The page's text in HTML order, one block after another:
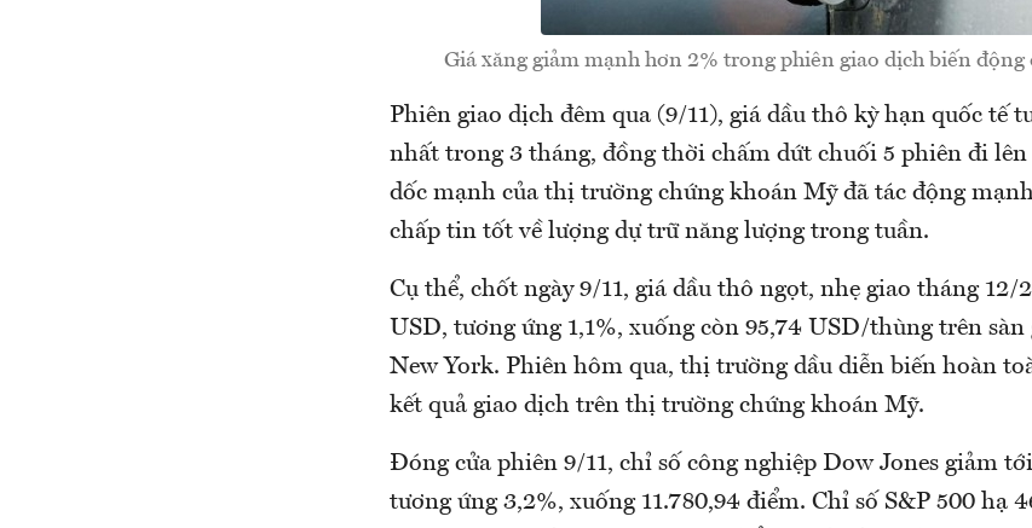
Giá xăng giảm mạnh hơn 2% trong phiên giao dịch biến động
Phiên giao dịch đêm qua (9/11), giá dầu thô kỳ hạn quốc tế
nhất trong 3 tháng, đồng thời chấm dứt chuối 5 phiên đi
dốc mạnh của thị trường chứng khoán Mỹ đã tác động
chấp tin tốt về lượng dự trữ năng lượng trong tuần.
Cụ thể, chốt ngày 9/11, giá dầu thô ngọt, nhẹ giao tháng 12/
USD, tương ứng 1,1%, xuống còn 95,74 USD/thùng trên
New York. Phiên hôm qua, thị trường dầu diễn biến hoàn
kết quả giao dịch trên thị trường chứng khoán Mỹ.
Đóng cửa phiên 9/11, chỉ số công nghiệp Dow Jones giảm
tương ứng 3,2%, xuống 11.780,94 điểm. Chỉ số S&P 500 hạ